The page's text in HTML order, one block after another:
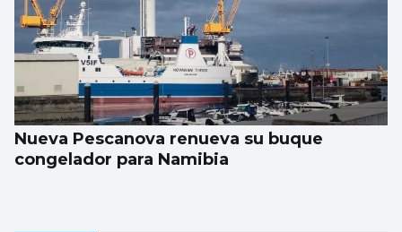
Nueva Pescanova renueva su buque
congelador para Namibia